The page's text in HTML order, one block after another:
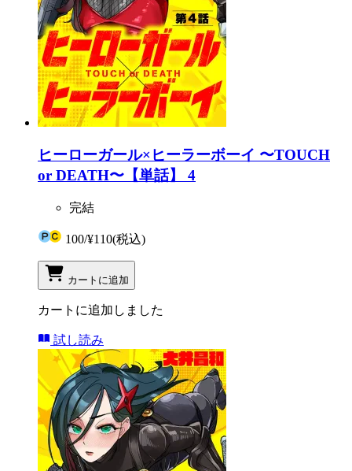
ヒーローガール×ヒーラーボーイ 〜TOUCH
or DEATH〜【単話】 4
完結
100/¥110(税込)
カートに追加
カートに追加しました
試し読み